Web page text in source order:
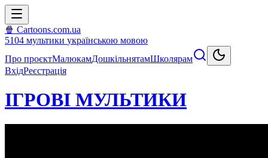
🍿 Cartoons.com.ua
5104 мультики українською мовою
Про проєктМалюкамДошкільнятамШколярам
ВхідРеєстрація
ІГРОВІ МУЛЬТИКИ